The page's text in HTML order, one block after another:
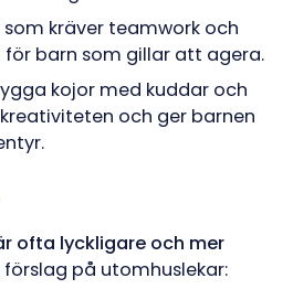
som kräver teamwork och
barn som gillar att agera.
kojor med kuddar och
och ger barnen
ofta lyckligare och mer
förslag på utomhuslekar: